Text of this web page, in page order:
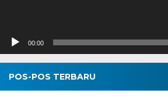
00:00
POS-POS TERBARU